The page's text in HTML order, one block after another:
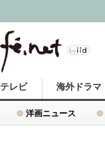
洋画ニュース
テレビ 海外ドラマ